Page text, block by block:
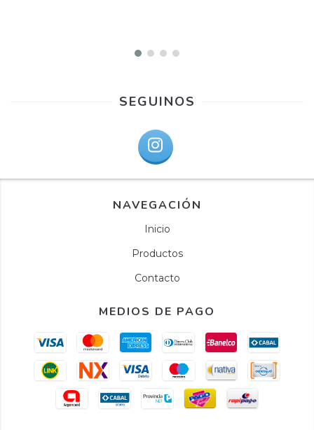
SEGUINOS
NAVEGACIÓN
Inicio
Productos
Contacto
MEDIOS DE PAGO